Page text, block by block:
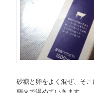
砂糖と卵をよく混ぜ、そ